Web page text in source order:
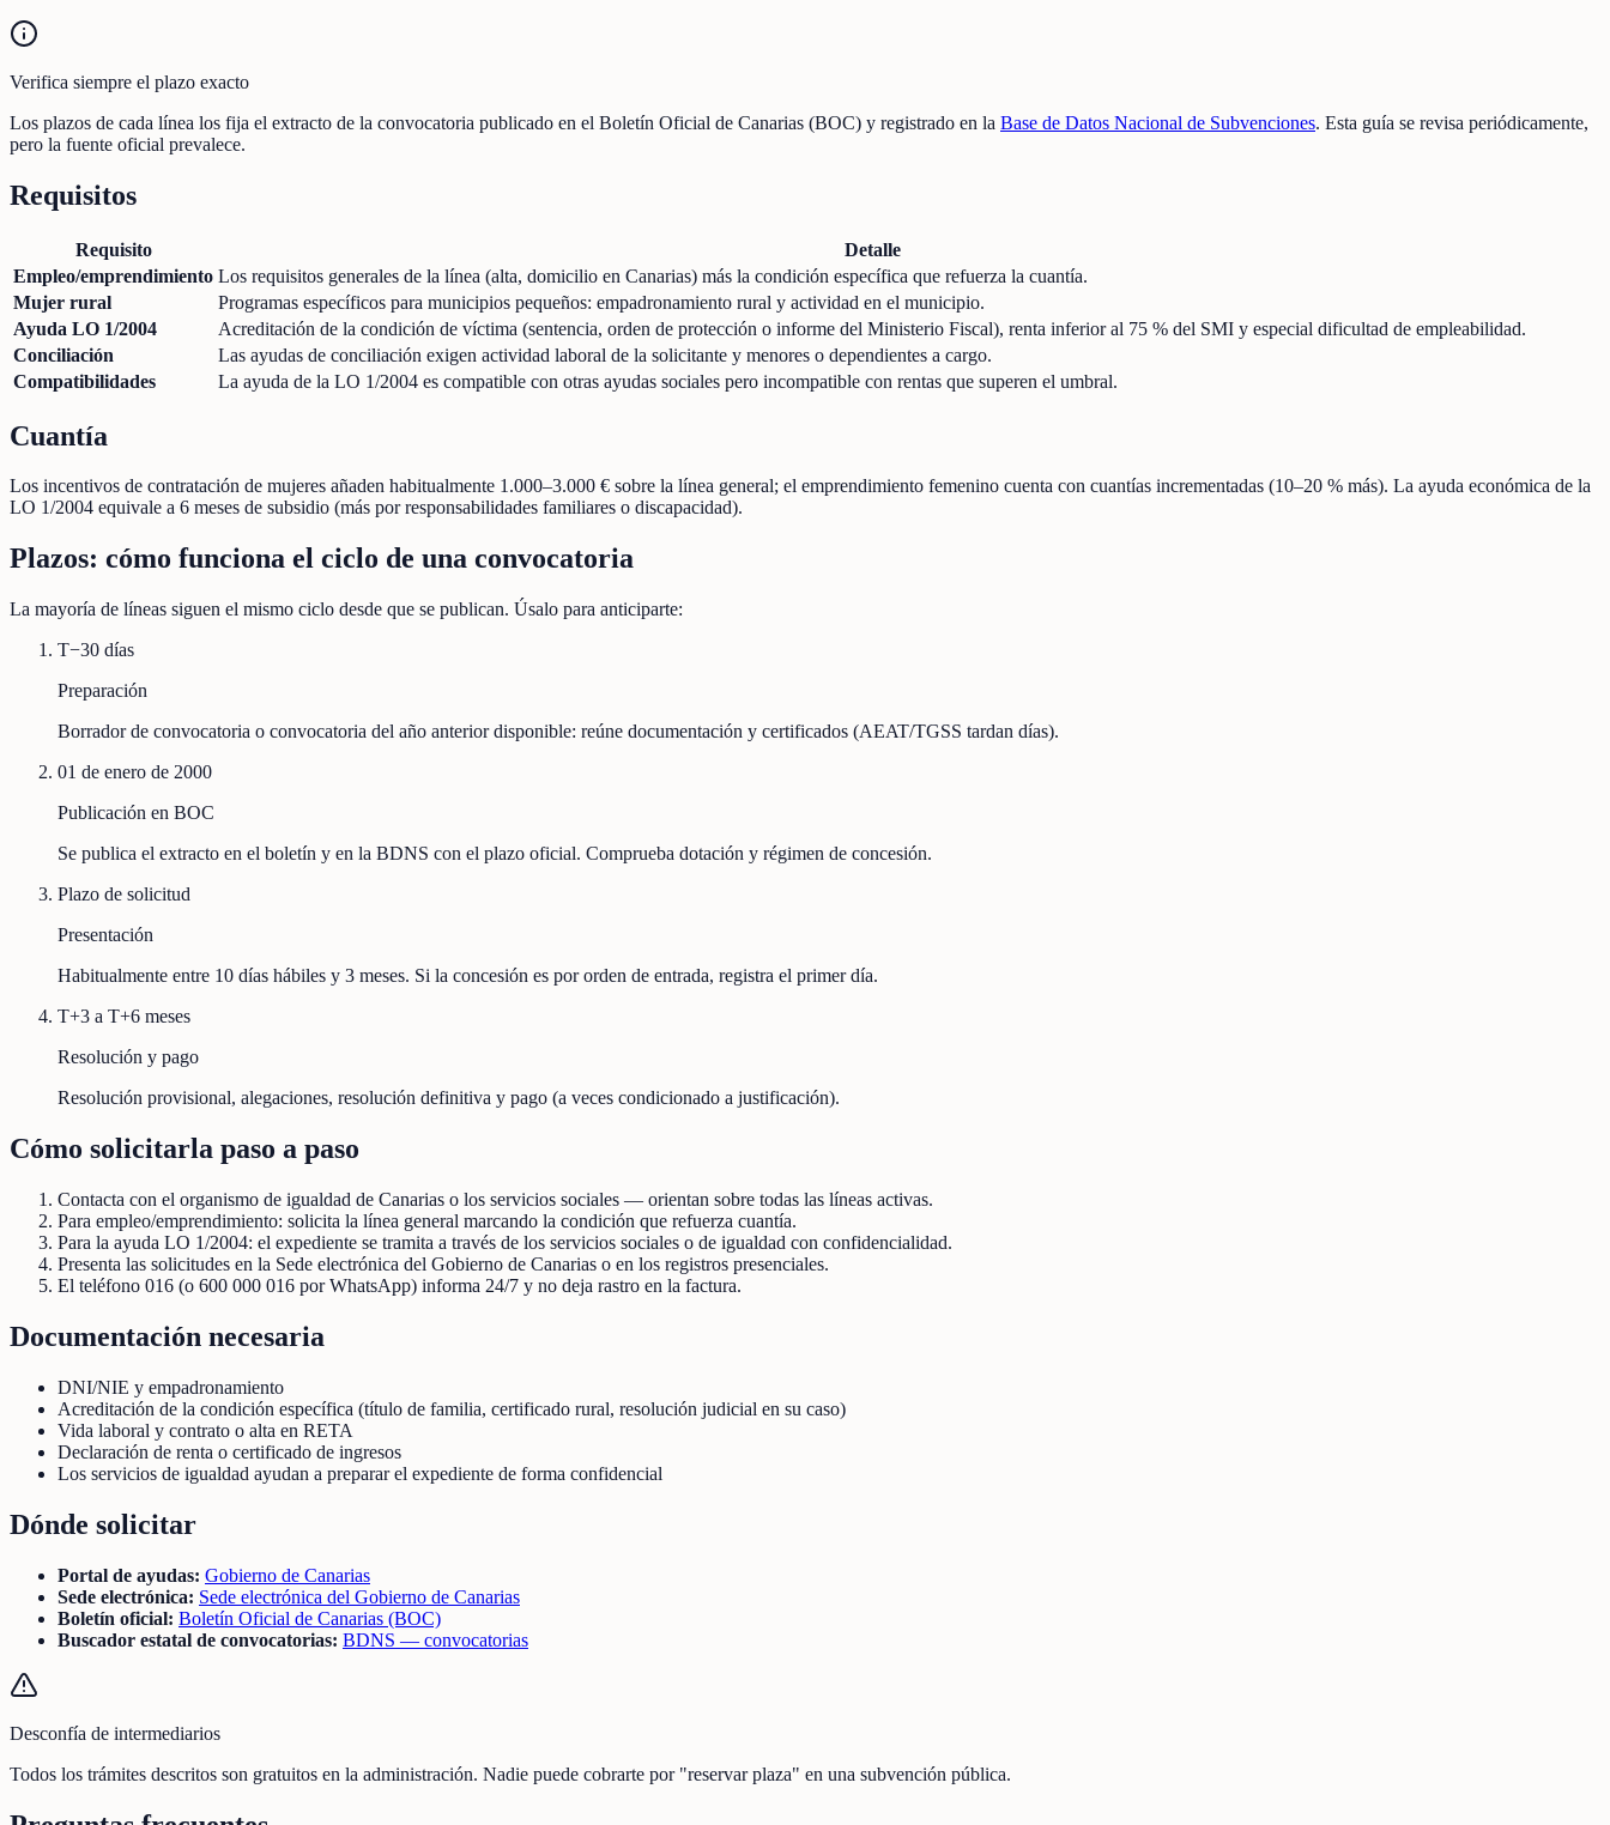
Verifica siempre el plazo exacto
Los plazos de cada línea los fija el extracto de la convocatoria publicado en el Boletín Oficial de Canarias (BOC) y registrado en la Base de Datos Nacional de Subvenciones. Esta guía se revisa periódicamente,
pero la fuente oficial prevalece.
Requisitos
Requisito
Detalle
Empleo/emprendimiento Los requisitos generales de la línea (alta, domicilio en Canarias) más la condición específica que refuerza la cuantía.
Mujer rural
Programas específicos para municipios pequeños: empadronamiento rural y actividad en el municipio.
Ayuda LO 1/2004
Acreditación de la condición de víctima (sentencia, orden de protección o informe del Ministerio Fiscal), renta inferior al 75 % del SMI y especial dificultad de empleabilidad.
Conciliación
Las ayudas de conciliación exigen actividad laboral de la solicitante y menores o dependientes a cargo.
Compatibilidades
La ayuda de la LO 1/2004 es compatible con otras ayudas sociales pero incompatible con rentas que superen el umbral.
Cuantía
Los incentivos de contratación de mujeres añaden habitualmente 1.000–3.000 € sobre la línea general; el emprendimiento femenino cuenta con cuantías incrementadas (10–20 % más). La ayuda económica de la
LO 1/2004 equivale a 6 meses de subsidio (más por responsabilidades familiares o discapacidad).
Plazos: cómo funciona el ciclo de una convocatoria
La mayoría de líneas siguen el mismo ciclo desde que se publican. Úsalo para anticiparte:
T−30 días
Preparación
Borrador de convocatoria o convocatoria del año anterior disponible: reúne documentación y certificados (AEAT/TGSS tardan días).
01 de enero de 2000
Publicación en BOC
Se publica el extracto en el boletín y en la BDNS con el plazo oficial. Comprueba dotación y régimen de concesión.
Plazo de solicitud
Presentación
Habitualmente entre 10 días hábiles y 3 meses. Si la concesión es por orden de entrada, registra el primer día.
T+3 a T+6 meses
Resolución y pago
Resolución provisional, alegaciones, resolución definitiva y pago (a veces condicionado a justificación).
Cómo solicitarla paso a paso
Contacta con el organismo de igualdad de Canarias o los servicios sociales — orientan sobre todas las líneas activas.
Para empleo/emprendimiento: solicita la línea general marcando la condición que refuerza cuantía.
Para la ayuda LO 1/2004: el expediente se tramita a través de los servicios sociales o de igualdad con confidencialidad.
Presenta las solicitudes en la Sede electrónica del Gobierno de Canarias o en los registros presenciales.
El teléfono 016 (o 600 000 016 por WhatsApp) informa 24/7 y no deja rastro en la factura.
Documentación necesaria
DNI/NIE y empadronamiento
Acreditación de la condición específica (título de familia, certificado rural, resolución judicial en su caso)
Vida laboral y contrato o alta en RETA
Declaración de renta o certificado de ingresos
Los servicios de igualdad ayudan a preparar el expediente de forma confidencial
Dónde solicitar
Portal de ayudas: Gobierno de Canarias
Sede electrónica: Sede electrónica del Gobierno de Canarias
Boletín oficial: Boletín Oficial de Canarias (BOC)
Buscador estatal de convocatorias: BDNS — convocatorias
Desconfía de intermediarios
Todos los trámites descritos son gratuitos en la administración. Nadie puede cobrarte por "reservar plaza" en una subvención pública.